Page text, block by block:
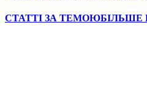
СТАТТІ ЗА ТЕМОЮБІЛЬШЕ